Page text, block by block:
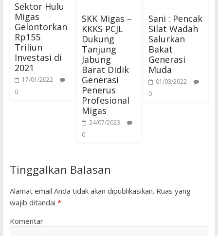
Sektor Hulu
Migas
Gelontorkan
Rp155
Triliun
Investasi di
2021
17/01/2022
0
SKK Migas –
KKKS PCJL
Dukung
Tanjung
Jabung
Barat Didik
Generasi
Penerus
Profesional
Migas
24/07/2023
0
Sani : Pencak
Silat Wadah
Salurkan
Bakat
Generasi
Muda
01/03/2022
0
Tinggalkan Balasan
Alamat email Anda tidak akan dipublikasikan. Ruas yang
wajib ditandai *
Komentar